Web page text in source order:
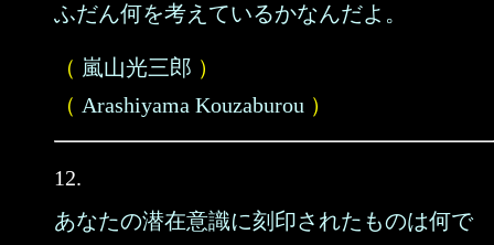
ふだん何を考えているかなんだよ。
（ 嵐山光三郎 ）
（ Arashiyama Kouzaburou ）
12.
あなたの潜在意識に刻印されたものは何で